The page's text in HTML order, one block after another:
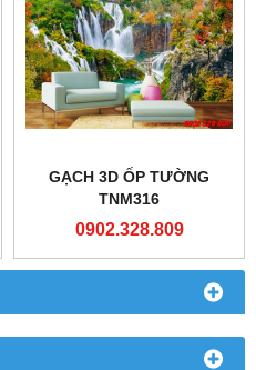
GẠCH 3D ỐP TƯỜNG
TNM316
0902.328.809